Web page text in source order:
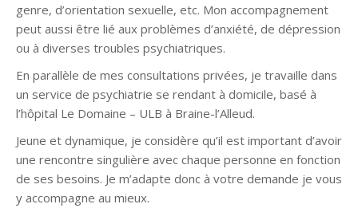
genre, d’orientation sexuelle, etc. Mon accompagnement
peut aussi être lié aux problèmes d’anxiété, de dépression
ou à diverses troubles psychiatriques.
En parallèle de mes consultations privées, je travaille dans
un service de psychiatrie se rendant à domicile, basé à
l’hôpital Le Domaine – ULB à Braine-l’Alleud.
Jeune et dynamique, je considère qu’il est important d’avoir
une rencontre singulière avec chaque personne en fonction
de ses besoins. Je m’adapte donc à votre demande je vous
y accompagne au mieux.